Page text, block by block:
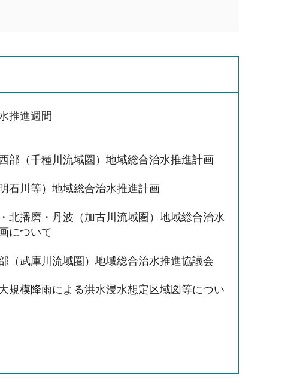
推進週間
部（千種川流域圏）地域総合治水推進計画
石川等）地域総合治水推進計画
北播磨・丹波（加古川流域圏）地域総合治水
について
（武庫川流域圏）地域総合治水推進協議会
規模降雨による洪水浸水想定区域図等につい